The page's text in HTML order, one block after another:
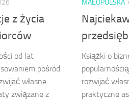
z życia
od lat
pośród
własne
związane z
MAŁOPOLSKA
Książki o
rozwijać
praktyczne